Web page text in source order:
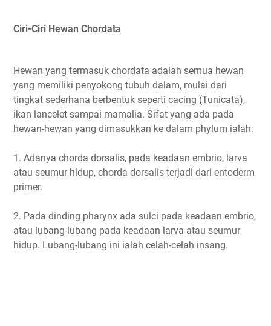
Ciri-Ciri Hewan Chordata
Hewan yang termasuk chordata adalah semua hewan
yang memiliki penyokong tubuh dalam, mulai dari
tingkat sederhana berbentuk seperti cacing (Tunicata),
ikan lancelet sampai mamalia. Sifat yang ada pada
hewan-hewan yang dimasukkan ke dalam phylum ialah:
1. Adanya chorda dorsalis, pada keadaan embrio, larva
atau seumur hidup, chorda dorsalis terjadi dari entoderm
primer.
2. Pada dinding pharynx ada sulci pada keadaan embrio,
atau lubang-lubang pada keadaan larva atau seumur
hidup. Lubang-lubang ini ialah celah-celah insang.